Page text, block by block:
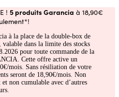
! 5 produits Garancia à 18,90€
à la place de la double-box de
valable dans la limite des stocks
pour toute commande de la
Cette offre active un
mois. Sans résiliation de votre
seront de 18,90€/mois. Non
non cumulable avec d’autres